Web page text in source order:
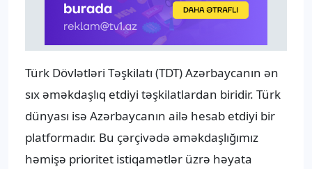
Türk Dövlətləri Təşkilatı (TDT) Azərbaycanın ən
sıx əməkdaşlıq etdiyi təşkilatlardan biridir. Türk
dünyası isə Azərbaycanın ailə hesab etdiyi bir
platformadır. Bu çərçivədə əməkdaşlığımız
həmişə prioritet istiqamətlər üzrə həyata